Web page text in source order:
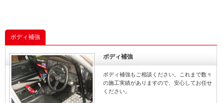
ボディ補強
ボディ補強
ボディ補強もご相談ください。これまで数々
の施工実績がありますので、安心してお任せ
ください。